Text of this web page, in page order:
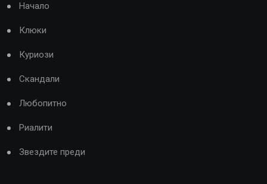
Начало
Клюки
Куриози
Скандали
Любопитно
Риалити
Звездите преди